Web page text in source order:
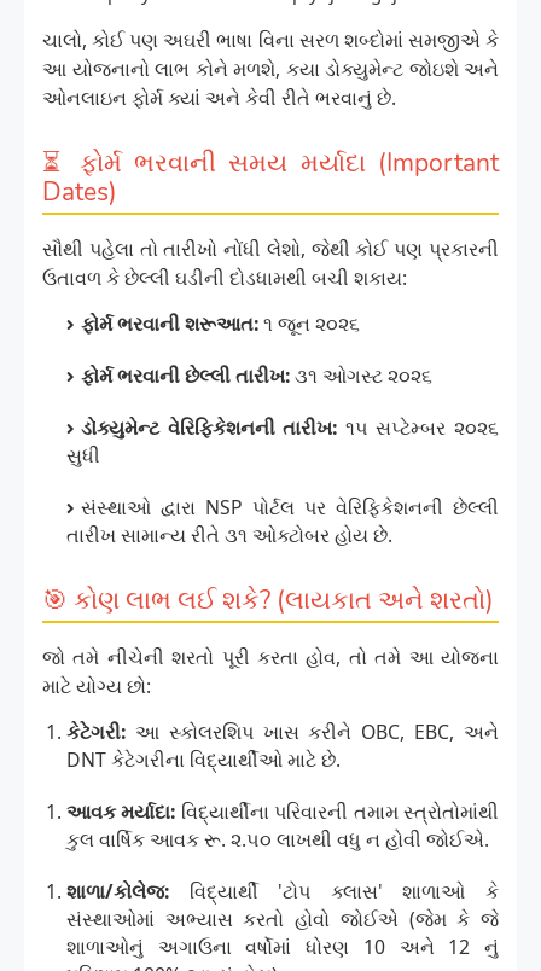
ચાલો, કોઈ પણ અઘરી ભાષા વિના સરળ શબ્દોમાં સમજીએ કે
આ યોજનાનો લાભ કોને મળશે, કયા ડોક્યુમેન્ટ જોઇશે અને
ઓનલાઇન ફોર્મ ક્યાં અને કેવી રીતે ભરવાનું છે.
⏳ ફોર્મ ભરવાની સમય મર્યાદા (Important
Dates)
સૌથી પહેલા તો તારીખો નોંધી લેશો, જેથી કોઈ પણ પ્રકારની
ઉતાવળ કે છેલ્લી ઘડીની દોડધામથી બચી શકાય:
ફોર્મ ભરવાની શરૂઆત:૧ જૂન ૨૦૨૬
ફોર્મ ભરવાની છેલ્લી તારીખ:૩૧ ઓગસ્ટ ૨૦૨૬
ડોક્યુમેન્ટ વેરિફિકેશનની તારીખ: ૧૫ સપ્ટેમ્બર ૨૦૨૬
સુધી
સંસ્થાઓ દ્વારા NSP પોર્ટલ પર વેરિફિકેશનની છેલ્લી
તારીખ સામાન્ય રીતે ૩૧ ઓક્ટોબર હોય છે.
🎯 કોણ લાભ લઈ શકે? (લાયકાત અને શરતો)
જો તમે નીચેની શરતો પૂરી કરતા હોવ, તો તમે આ યોજના
માટે યોગ્ય છો:
કેટેગરી: આ સ્કોલરશિપ ખાસ કરીને OBC, EBC, અને
DNT કેટેગરીના વિદ્યાર્થીઓ માટે છે.
આવક મર્યાદા: વિદ્યાર્થીના પરિવારની તમામ સ્ત્રોતોમાંથી
કુલ વાર્ષિક આવક રૂ. ૨.૫૦ લાખથી વધુ ન હોવી જોઈએ.
શાળા/કોલેજ: વિદ્યાર્થી 'ટોપ ક્લાસ' શાળાઓ કે
સંસ્થાઓમાં અભ્યાસ કરતો હોવો જોઈએ (જેમ કે જે
શાળાઓનું અગાઉના વર્ષોમાં ધોરણ 10 અને 12 નું